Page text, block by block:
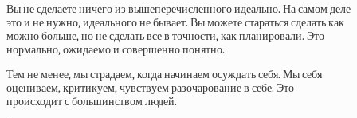
Вы не сделаете ничего из вышеперечисленного идеально. На самом деле
это и не нужно, идеального не бывает. Вы можете стараться сделать как
можно больше, но не сделать все в точности, как планировали. Это
нормально, ожидаемо и совершенно понятно.
Тем не менее, мы страдаем, когда начинаем осуждать себя. Мы себя
оцениваем, критикуем, чувствуем разочарование в себе. Это
происходит с большинством людей.